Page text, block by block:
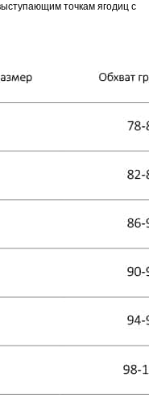
точкам ягодиц с